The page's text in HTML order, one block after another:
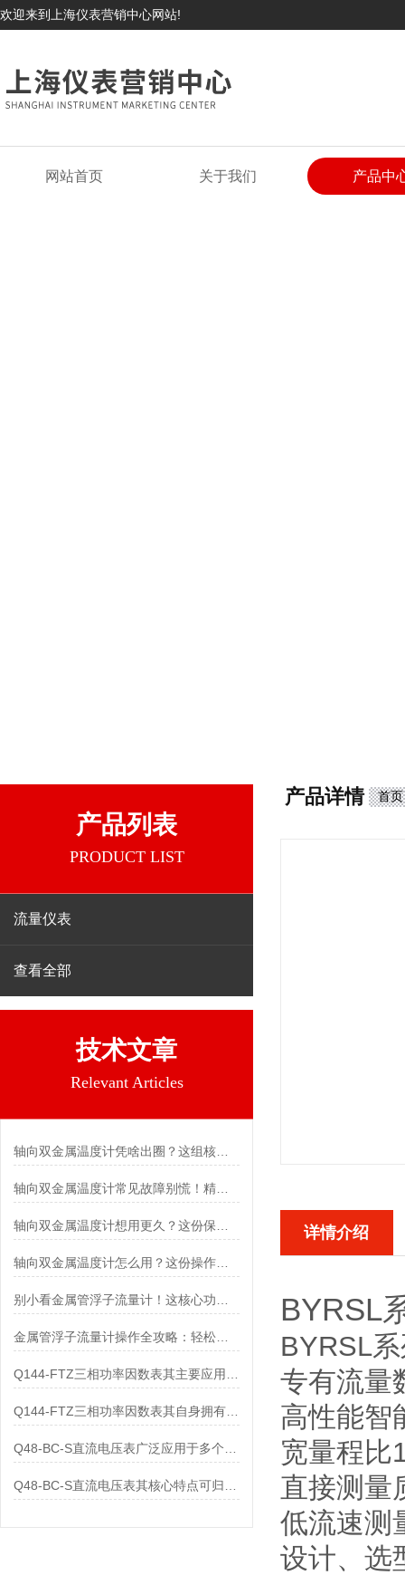
欢迎来到上海仪表营销中心网站!
网站首页 关于我们 产品中
产品列表
PRODUCT LIST
流量仪表
查看全部
技术文章
Relevant Articles
轴向双金属温度计凭啥出圈？这组核心特点给出了答案
轴向双金属温度计常见故障别慌！精准定位，轻松搞定难题
轴向双金属温度计怎么用？这份操作指南，新手也能快速拿捏！
金属管浮子流量计操作全攻略：轻松拿捏，精准掌控每一步！
Q144-FTZ三相功率因数表其自身拥有怎样的功能呢？
产品详情 首页
详情介绍
BYRSL
BYRSL
专有流量
高性能智
宽量程比
直接测量
低流速测
设计、选